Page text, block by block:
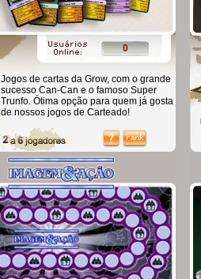
0
Jogos de cartas da Grow, com o grande
sucesso Can-Can e o famoso Super
Trunfo. Ótima opção para quem já gosta
de nossos jogos de Carteado!